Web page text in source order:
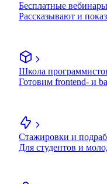
Бесплатные вебинары
Рассказывают и
Школа
Готовим frontend- и
Стажировки и
Для студентов и